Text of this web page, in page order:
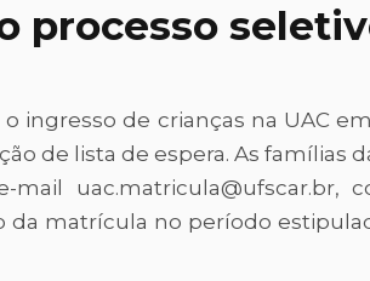
processo
ingresso de crianças na UAC
de lista de espera. As famílias
uac.matricula@ufscar.br,
da matrícula no período